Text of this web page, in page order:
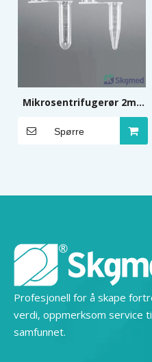
Mikrosentrifugerør 2ml,
Spørre
Profesjonell for å skape
verdi, oppmerksom service
samfunnet.